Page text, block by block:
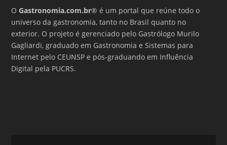
OGastronomia.com.br® é um portal que reúne todo o
universo da gastronomia, tanto no Brasil quanto no
exterior. O projeto é gerenciado pelo Gastrólogo Murilo
Gagliardi, graduado em Gastronomia e Sistemas para
Internet pelo CEUNSP e pós-graduando em Influência
Digital pela PUCRS.